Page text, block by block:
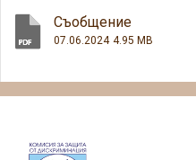
Съобщение
07.06.2024 4.95 MB